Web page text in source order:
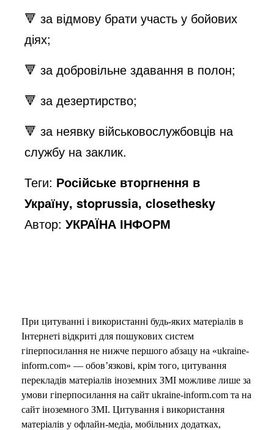
🔻 за відмову брати участь у бойових
діях;
🔻 за добровільне здавання в полон;
🔻 за дезертирство;
🔻 за неявку військовослужбовців на
службу на заклик.
Теги: Російське вторгнення в
Україну, stoprussia, closethesky
Автор:УКРАЇНА ІНФОРМ
При цитуванні і використанні будь-яких матеріалів в
Інтернеті відкриті для пошукових систем
гіперпосилання не нижче першого абзацу на «ukraine-
inform.com» — обов’язкові, крім того, цитування
перекладів матеріалів іноземних ЗМІ можливе лише за
умови гіперпосилання на сайт ukraine-inform.com та на
сайт іноземного ЗМІ. Цитування і використання
матеріалів у офлайн-медіа, мобільних додатках,